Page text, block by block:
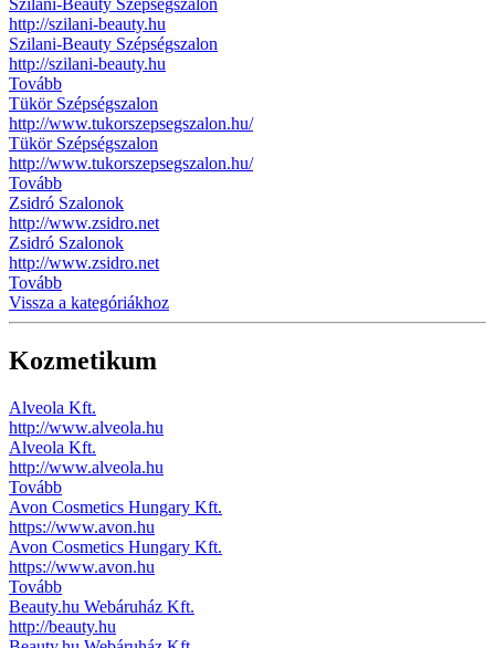
http://szilani-beauty.hu
Szilani-Beauty Szépségszalon
http://szilani-beauty.hu
Tovább
Tükör Szépségszalon
http://www.tukorszepsegszalon.hu/
Tükör Szépségszalon
http://www.tukorszepsegszalon.hu/
Tovább
Zsidró Szalonok
http://www.zsidro.net
Zsidró Szalonok
http://www.zsidro.net
Tovább
Vissza a kategóriákhoz
Kozmetikum
Alveola Kft.
http://www.alveola.hu
Alveola Kft.
http://www.alveola.hu
Tovább
Avon Cosmetics Hungary Kft.
https://www.avon.hu
Avon Cosmetics Hungary Kft.
https://www.avon.hu
Tovább
Beauty.hu Webáruház Kft.
http://beauty.hu